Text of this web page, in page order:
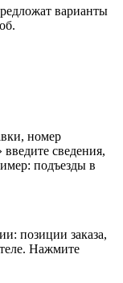
варианты
номер
сведения,
подъезды в
позиции заказа,
Нажмите